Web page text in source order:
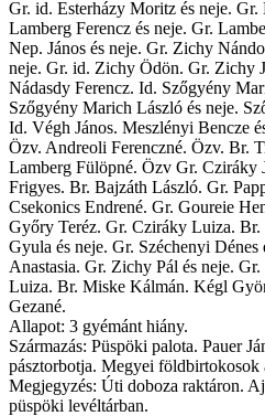
Gr. id. Esterházy Moritz és neje.
Lamberg Ferencz és neje. Gr.
Nep. János és neje. Gr. Zichy
neje. Gr. id. Zichy Ödön. Gr. Zichy
Nádasdy Ferencz. Id. Szőgyény
Szőgyény Marich László és neje.
Id. Végh János. Meszlényi Bencze
Özv. Andreoli Ferenczné. Özv. Br.
Lamberg Fülöpné. Özv Gr. Cziráky
Frigyes. Br. Bajzáth László. Gr.
Csekonics Endrené. Gr. Goureie
Győry Teréz. Gr. Cziráky Luiza.
Gyula és neje. Gr. Széchenyi
Anastasia. Gr. Zichy Pál és neje.
Luiza. Br. Miske Kálmán. Kégl
Gezané.
Allapot: 3 gyémánt hiány.
Származás: Püspöki palota. Pauer
pásztorbotja. Megyei földbirtokosok
Megjegyzés: Úti doboza raktáron.
püspöki levéltárban.